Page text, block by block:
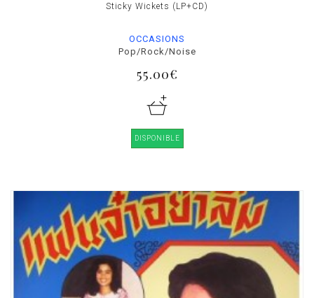
Sticky Wickets (LP+CD)
OCCASIONS
Pop/Rock/Noise
55.00€
DISPONIBLE